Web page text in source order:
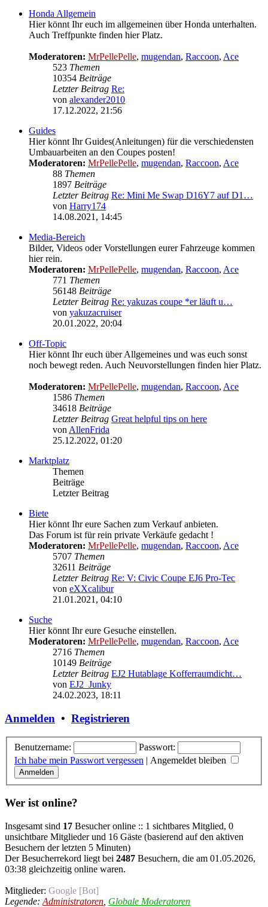
Honda Allgemein
Hier könnt Ihr euch im allgemeinen über Honda unterhalten.
Auch Treffpunkte finden hier Platz.
Moderatoren: MrPellePelle, mugendan, Raccoon, Ace
523 Themen
10354 Beiträge
Letzter Beitrag Re:
von alexander2010
17.12.2022, 21:56
Guides
Hier könnt Ihr Guides(Anleitungen) für die verschiedensten
Umbauarbeiten an den Coupes posten!
Moderatoren: MrPellePelle, mugendan, Raccoon, Ace
88 Themen
1897 Beiträge
Letzter Beitrag Re: Mini Me Swap D16Y7 auf D1…
von Harry174
Neuester
14.08.2021, 14:45
Media-Bereich
Bilder, Videos oder Vorstellungen eurer Fahrzeuge kommen
hier rein.
Moderatoren: MrPellePelle, mugendan, Raccoon, Ace
771 Themen
56148 Beiträge
Letzter Beitrag Re: yakuzas coupe *er läuft u…
von yakuzacruiser
20.01.2022, 20:04
Off-Topic
Hier könnt Ihr euch über Allgemeines und was euch sonst
noch bewegt reden. Auch Neuvorstellungen finden hier Platz.
Moderatoren: MrPellePelle, mugendan, Raccoon, Ace
1586 Themen
34618 Beiträge
Letzter Beitrag Great helpful tips on here
vonAllenFrida
Neuester
25.12.2022, 01:20
Marktplatz
Themen
Beiträge
Letzter Beitrag
Biete
Hier könnt Ihr eure Sachen zum Verkauf anbieten.
Das Forum ist für rein private Verkäufe gedacht !
Moderatoren: MrPellePelle, mugendan, Raccoon, Ace
5707 Themen
32611 Beiträge
Letzter Beitrag Re: V: Civic Coupe EJ6 Pro-Tec
von eXXcalibur
21.01.2021, 04:10
Suche
Hier könnt Ihr eure Gesuche einstellen.
Moderatoren: MrPellePelle, mugendan, Raccoon, Ace
2716 Themen
10149 Beiträge
Letzter Beitrag EJ2 Hutablage Kofferraumdicht…
von EJ2_Junky
24.02.2023, 18:11
Anmelden • Registrieren
Benutzername:
Passwort:
Ich habe mein Passwort vergessen | Angemeldet bleiben
Wer ist online?
Insgesamt sind 17 Besucher online :: 1 sichtbares Mitglied, 0
unsichtbare Mitglieder und 16 Gäste (basierend auf den aktiven
Besuchern der letzten 5 Minuten)
Der Besucherrekord liegt bei 2487 Besuchern, die am 01.05.2026,
03:38 gleichzeitig online waren.
Mitglieder: Google [Bot]
Legende: Administratoren Globale Moderatoren